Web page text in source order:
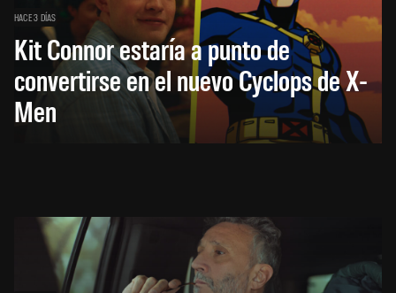
HACE 3 DÍAS
Kit Connor estaría a punto de
convertirse en el nuevo Cyclops de X-
Men